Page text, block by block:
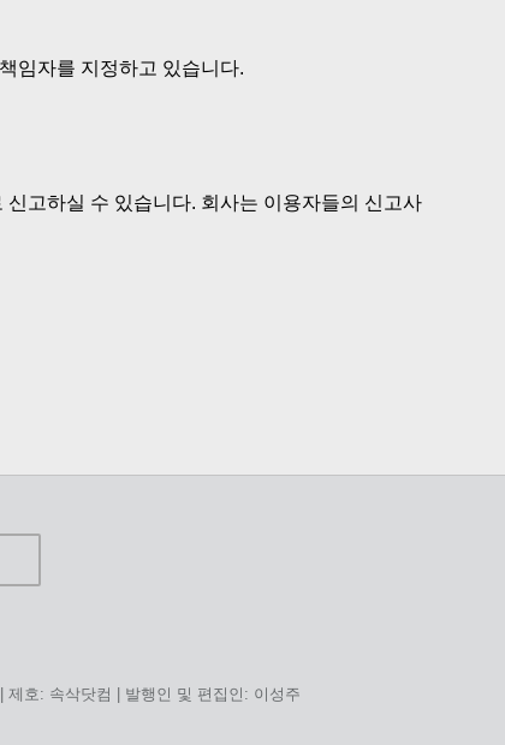
임자를 지정하고 있습니다.
고하실 수 있습니다. 회사는 이용자들의 신고사
호: 속삭닷컴 | 발행인 및 편집인: 이성주